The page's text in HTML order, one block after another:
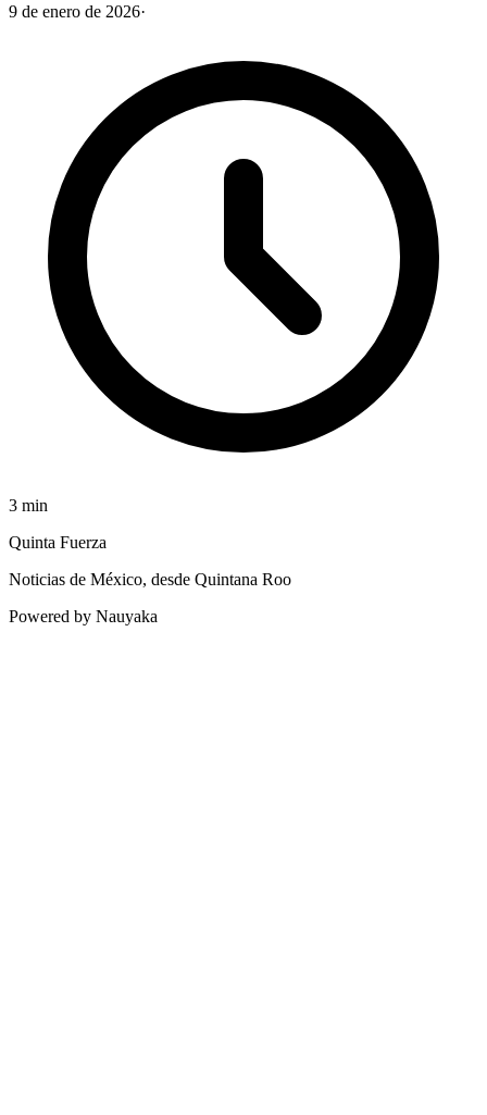
9 de enero de 2026·
3 min
Quinta Fuerza
Noticias de México, desde Quintana Roo
Powered by Nauyaka